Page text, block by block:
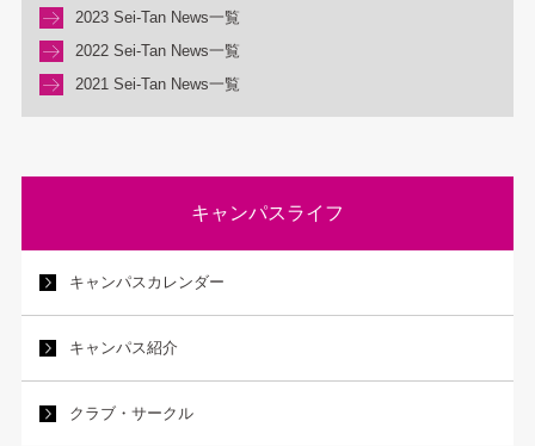
2023 Sei-Tan News一覧
2022 Sei-Tan News一覧
2021 Sei-Tan News一覧
キャンパスライフ
キャンパスカレンダー
キャンパス紹介
クラブ・サークル